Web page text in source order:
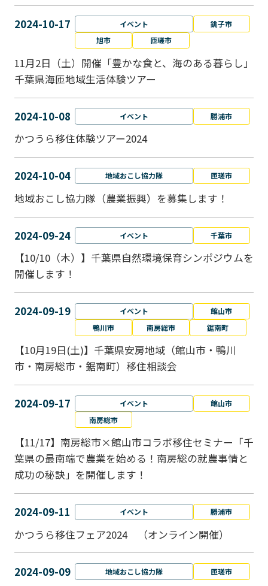
2024-10-17 イベント
銚子市
旭市
匝瑳市
11月2日（土）開催「豊かな食と、海のある暮らし」
千葉県海匝地域生活体験ツアー
2024-10-08 イベント 勝浦市
かつうら移住体験ツアー2024
2024-10-04 地域おこし協力隊 匝瑳市
地域おこし協⼒隊（農業振興）を募集します！
2024-09-24 イベント 千葉市
【10/10（木）】千葉県自然環境保育シンポジウムを
開催します！
2024-09-19 イベント
館山市
鴨川市
南房総市 鋸南町
【10月19日(土)】千葉県安房地域（館山市・鴨川
市・南房総市・鋸南町）移住相談会
2024-09-17 イベント
館山市
南房総市
【11/17】南房総市×館山市コラボ移住セミナー「千
葉県の最南端で農業を始める！南房総の就農事情と
成功の秘訣」を開催します！
2024-09-11 イベント 勝浦市
かつうら移住フェア2024 （オンライン開催）
2024-09-09 地域おこし協力隊 匝瑳市